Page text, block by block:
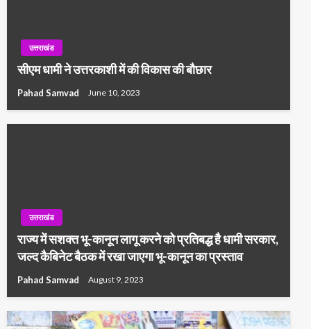
उत्तराखंड
सीएम धामी ने उत्तरकाशी में की विकास की बौछार
Pahad Samvad June 10, 2023
उत्तराखंड
राज्य में सशक्त भू-कानून लागू करने को प्रतिबद्ध है धामी सरकार,
जल्द कैबिनेट बैठक में रखा जाएगा भू-कानून का प्रस्ताव
Pahad Samvad August 9, 2023